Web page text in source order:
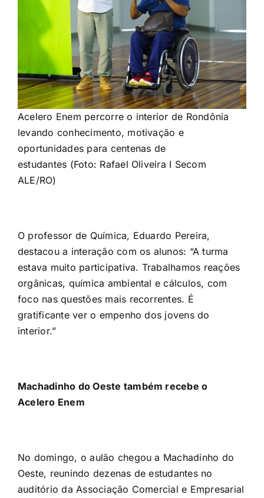
Acelero Enem percorre o interior de Rondônia
levando conhecimento, motivação e
oportunidades para centenas de
estudantes (Foto: Rafael Oliveira I Secom
ALE/RO)
O professor de Química, Eduardo Pereira,
destacou a interação com os alunos: “A turma
estava muito participativa. Trabalhamos reações
orgânicas, química ambiental e cálculos, com
foco nas questões mais recorrentes. É
gratificante ver o empenho dos jovens do
interior.”
Machadinho do Oeste também recebe o
Acelero Enem
No domingo, o aulão chegou a Machadinho do
Oeste, reunindo dezenas de estudantes no
auditório da Associação Comercial e Empresarial